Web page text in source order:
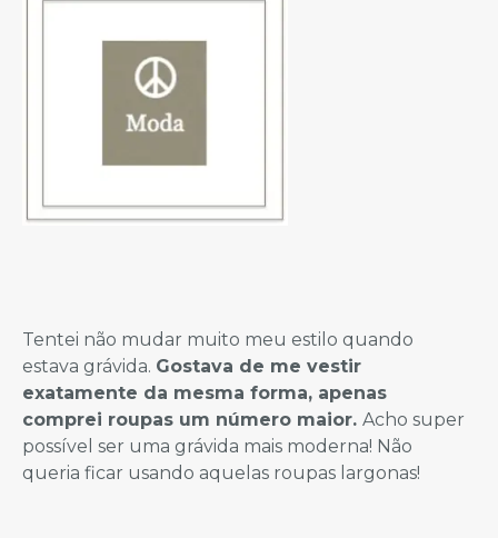
Tentei não mudar muito meu estilo quando
estava grávida. Gostava de me vestir
exatamente da mesma forma, apenas
comprei roupas um número maior. Acho super
possível ser uma grávida mais moderna! Não
queria ficar usando aquelas roupas largonas!